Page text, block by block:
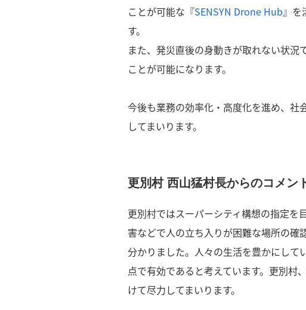
ことが可能な『SENSYN Drone Hub』を
す。
また、発災直後の身動きが取れない状況
ことが可能になります。
今後も業務の効率化・高度化を進め、社
してまいります。
更別村 西山猛村長からのコメン
更別村ではスーパーシティ構想の指定を
害などで人の立ち入りが困難な場所の
分かりました。人々の生活を豊かにして
点で有効であると考えています。更別村
けて尽力してまいります。